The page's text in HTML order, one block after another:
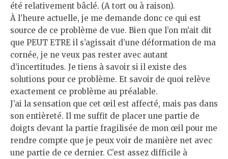
été relativement bâclé. (A tort ou à raison).
À l’heure actuelle, je me demande donc ce qui est
source de ce problème de vue. Bien que l’on m’ait dit
que PEUT ETRE il s’agissait d’une déformation de ma
cornée, je ne veux pas rester avec autant
d’incertitudes. Je tiens à savoir si il existe des
solutions pour ce problème. Et savoir de quoi relève
exactement ce problème au préalable.
J’ai la sensation que cet œil est affecté, mais pas dans
son entièreté. Il me suffit de placer une partie de
doigts devant la partie fragilisée de mon œil pour me
rendre compte que je peux voir de manière net avec
une partie de ce dernier. C’est assez difficile à